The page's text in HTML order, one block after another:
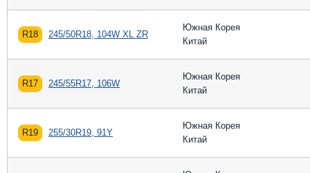
R18 245/50R18, 104W XL ZR
Южная Корея
Китай
R17 245/55R17, 106W
Южная Корея
Китай
R19 255/30R19, 91Y
Южная Корея
Китай